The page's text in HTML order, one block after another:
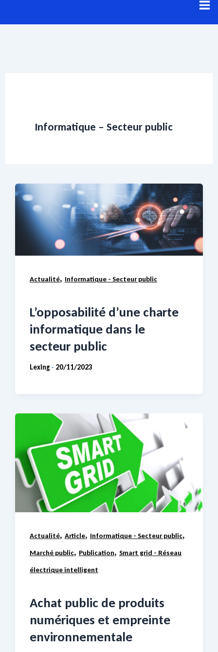
au
Informatique – Secteur public
Actualité, Informatique - Secteur public
L’opposabilité d’une charte
informatique dans le
secteur public
Lexing - 20/11/2023
Actualité, Article, Informatique - Secteur public,
Marché public, Publication, Smart grid - Réseau
électrique intelligent
Achat public de produits
numériques et empreinte
environnementale